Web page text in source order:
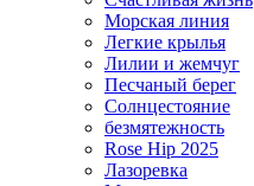
Морская линия
Легкие крылья
Лилии и жемчуг
Песчаный берег
Солнцестояние
безмятежность
Rose Hip 2025
Лазоревка